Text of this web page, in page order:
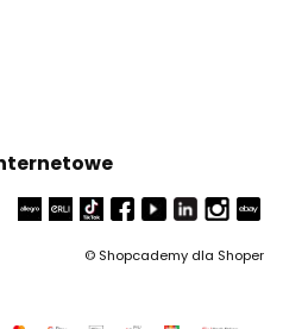
© Shopcademy dla Shoper